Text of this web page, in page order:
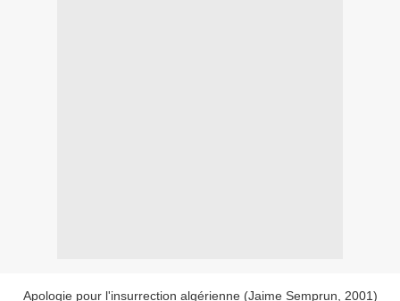
Apologie pour l'insurrection algérienne (Jaime Semprun, 2001)